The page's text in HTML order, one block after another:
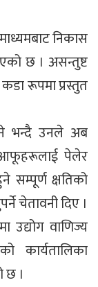
निकास
छ । असन्तुष्ट
रूपमा प्रस्तुत
भन्दै उनले अब
आफूहरूलाई पेलेर
सम्पूर्ण क्षतिको
चेतावनी दिए ।
उद्योग वाणिज्य
कार्यतालिका
छ ।